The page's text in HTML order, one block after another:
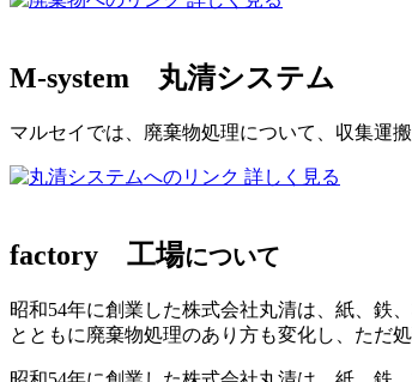
M-system 丸清システム
マルセイでは、廃棄物処理について、収集運
詳しく見る
factory 工場について
昭和54年に創業した株式会社丸清は、紙、鉄
とともに廃棄物処理のあり方も変化し、ただ